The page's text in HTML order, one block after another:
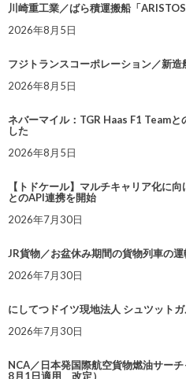
川崎重工業／ばら積運搬船「
2026年8月5日
フジトランスコーポレーション／新
2026年8月5日
ネバーマイル：TGR Haas F1 Team
した
2026年8月5日
【トドケール】マルチキャリア化に
とのAPI連携を開始
2026年7月30日
JR貨物／お盆休み期間の貨物列車の
2026年7月30日
にしてつドイツ現地法人 シュツット
2026年7月30日
NCA／日本発国際航空貨物燃油サー
8月1日適用 改定）